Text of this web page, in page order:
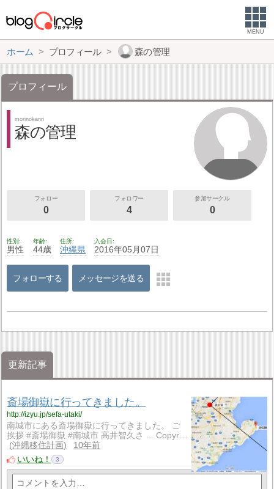
MENU
ホーム プロフィール 森の管理
プロフィール
morinokanri
森の管理
フォロー
0
フォロワー
4
参加サークル
0
性別
男性
年齢
44歳
住所
沖縄県
入会日
2016年05月07日
フォローする メッセージを送る
更新記事
斎場御嶽に行ってきました。
http://izyu.jp/sefa-utaki/
南城市にある斎場御嶽に行ってきました。 ご
挨拶 #斎場御嶽 #南城市 高井智久さ ... Copyr…
沖縄移住計画
10年前
いいね！
3